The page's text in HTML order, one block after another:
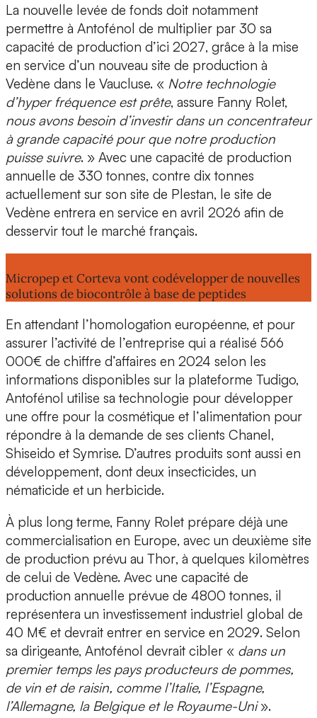
La nouvelle levée de fonds doit notamment
permettre à Antofénol de multiplier par 30 sa
capacité de production d’ici 2027, grâce à la mise
en service d’un nouveau site de production à
Vedène dans le Vaucluse. « Notre technologie
d’hyper fréquence est prête, assure Fanny Rolet,
nous avons besoin d’investir dans un concentrateur
à grande capacité pour que notre production
puisse suivre. » Avec une capacité de production
annuelle de 330 tonnes, contre dix tonnes
actuellement sur son site de Plestan, le site de
Vedène entrera en service en avril 2026 afin de
desservir tout le marché français.
Micropep et Corteva vont codévelopper de nouvelles
solutions de biocontrôle à base de peptides
En attendant l’homologation européenne, et pour
assurer l’activité de l’entreprise qui a réalisé 566
000€ de chiffre d’affaires en 2024 selon les
informations disponibles sur la plateforme Tudigo,
Antofénol utilise sa technologie pour développer
une offre pour la cosmétique et l’alimentation pour
répondre à la demande de ses clients Chanel,
Shiseido et Symrise. D’autres produits sont aussi en
développement, dont deux insecticides, un
nématicide et un herbicide.
À plus long terme, Fanny Rolet prépare déjà une
commercialisation en Europe, avec un deuxième site
de production prévu au Thor, à quelques kilomètres
de celui de Vedène. Avec une capacité de
production annuelle prévue de 4800 tonnes, il
représentera un investissement industriel global de
40 M€ et devrait entrer en service en 2029. Selon
sa dirigeante, Antofénol devrait cibler « dans un
premier temps les pays producteurs de pommes,
de vin et de raisin, comme l’Italie, l’Espagne,
l’Allemagne, la Belgique et le Royaume-Uni».